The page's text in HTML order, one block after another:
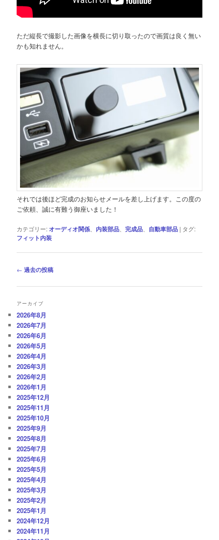
ただ縦長で撮影した画像を横長に切り取ったので画質は良く無い
かも知れません。
それでは後ほど完成のお知らせメールを差し上げます。この度の
ご依頼、誠に有難う御座いました！
カテゴリー: オーディオ関係 内装部品 、完成品 自動車部品 | タグ:
フィット内装
投
ナ
ー
シ
ョ
ン
← 過去の投稿
アーカイブ
2026年8月
2026年7月
2026年6月
2026年5月
2026年4月
2026年3月
2026年2月
2026年1月
2025年12月
2025年11月
2025年10月
2025年9月
2025年8月
2025年7月
2025年6月
2025年5月
2025年4月
2025年3月
2025年2月
2025年1月
2024年12月
2024年11月